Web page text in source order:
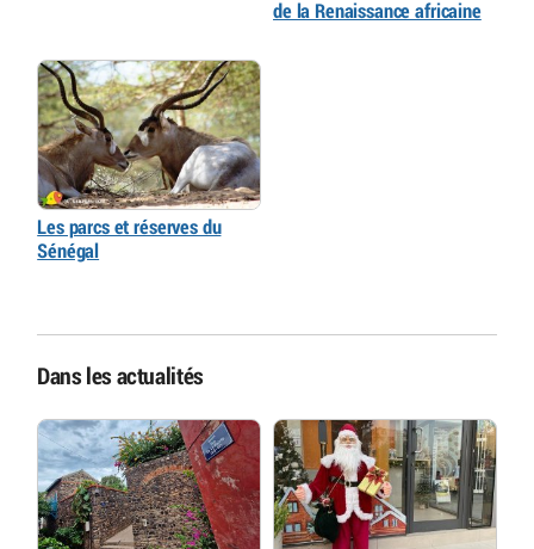
de la Renaissance africaine
Les parcs et réserves du
Sénégal
Dans les actualités